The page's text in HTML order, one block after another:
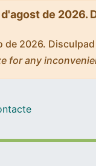
de 2026.
de 2026.
for any